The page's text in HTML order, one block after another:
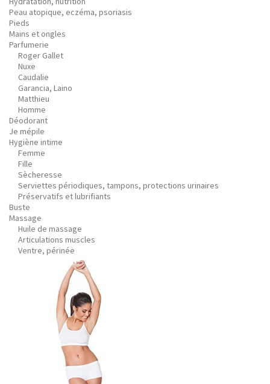
Peau atopique, eczéma, psoriasis
Pieds
Mains et ongles
Parfumerie
Roger Gallet
Nuxe
Caudalie
Garancia, Laino
Matthieu
Homme
Déodorant
Je mépile
Hygiène intime
Femme
Fille
Sècheresse
Serviettes périodiques, tampons, protections urinaires
Préservatifs et lubrifiants
Buste
Massage
Huile de massage
Articulations muscles
Ventre, périnée